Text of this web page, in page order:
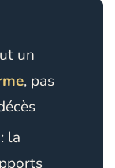
un
, pas
: la